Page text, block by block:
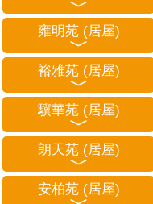
雍明苑 (居屋)
裕雅苑 (居屋)
驥華苑 (居屋)
朗天苑 (居屋)
安柏苑 (居屋)